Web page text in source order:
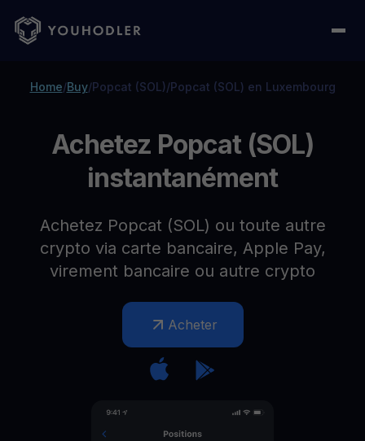
Home/Buy/Popcat (SOL)/Popcat (SOL) en Luxembourg
Achetez Popcat (SOL)
instantanément
Achetez Popcat (SOL) ou toute autre
crypto via carte bancaire, Apple Pay,
virement bancaire ou autre crypto
Acheter